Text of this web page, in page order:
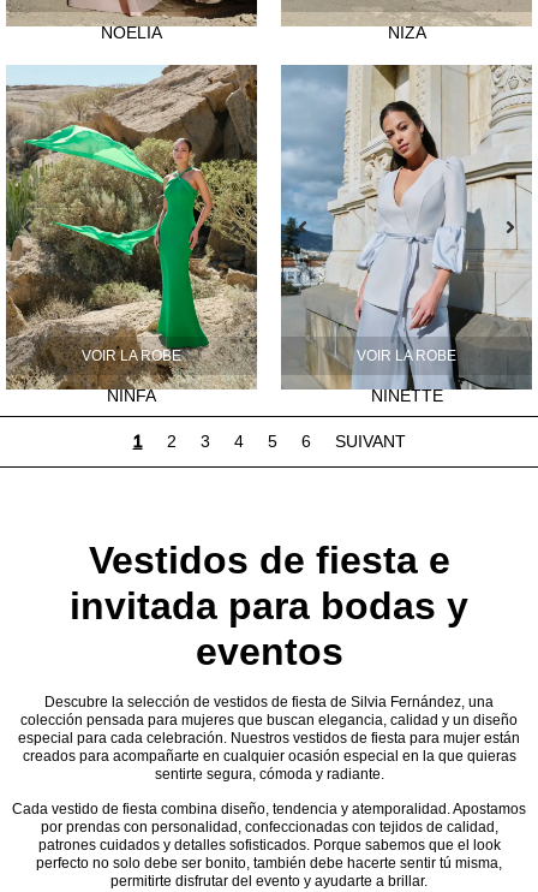
NOELIA NIZA
VOIR LA ROBE
NINFA
VOIR LA ROBE
NINETTE
1 2 3 4 5 6 SUIVANT
Vestidos de fiesta e
invitada para bodas y
eventos
Descubre la selección de vestidos de fiesta de Silvia Fernández, una
colección pensada para mujeres que buscan elegancia, calidad y un diseño
especial para cada celebración. Nuestros vestidos de fiesta para mujer están
creados para acompañarte en cualquier ocasión especial en la que quieras
sentirte segura, cómoda y radiante.
Cada vestido de fiesta combina diseño, tendencia y atemporalidad. Apostamos
por prendas con personalidad, confeccionadas con tejidos de calidad,
patrones cuidados y detalles sofisticados. Porque sabemos que el look
perfecto no solo debe ser bonito, también debe hacerte sentir tú misma,
permitirte disfrutar del evento y ayudarte a brillar.